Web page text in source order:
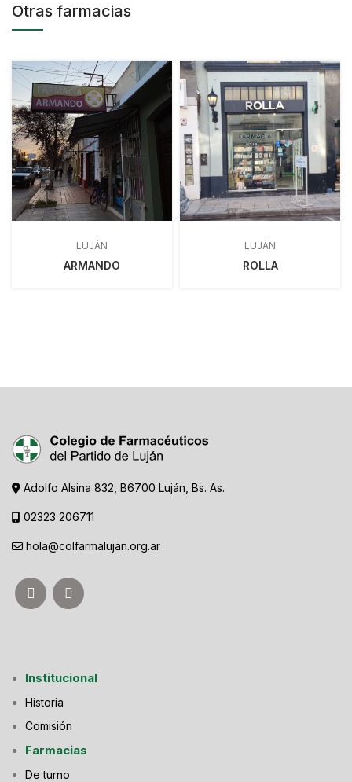
Otras farmacias
LUJÁN
ARMANDO
LUJÁN
ROLLA
Adolfo Alsina 832, B6700 Luján, Bs. As.
02323 206711
hola@colfarmalujan.org.ar
Institucional
Historia
Comisión
Farmacias
De turno